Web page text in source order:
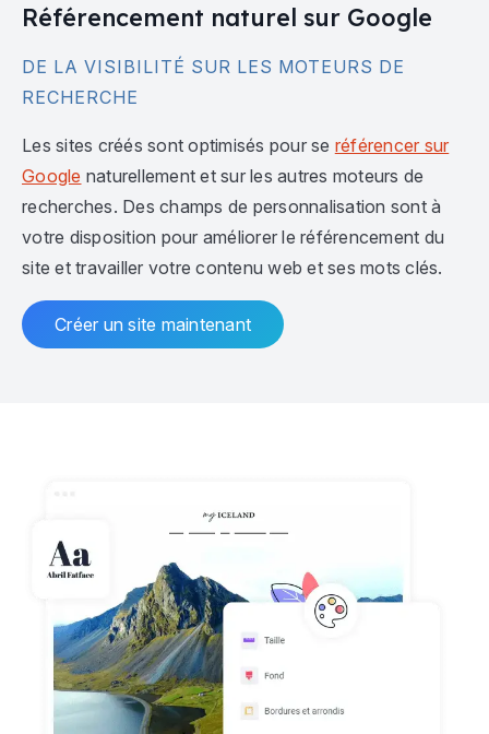
Référencement naturel sur Google
DE LA VISIBILITÉ SUR LES MOTEURS DE
RECHERCHE
Les sites créés sont optimisés pour se référencer sur
Google naturellement et sur les autres moteurs de
recherches. Des champs de personnalisation sont à
votre disposition pour améliorer le référencement du
site et travailler votre contenu web et ses mots clés.
Créer un site maintenant